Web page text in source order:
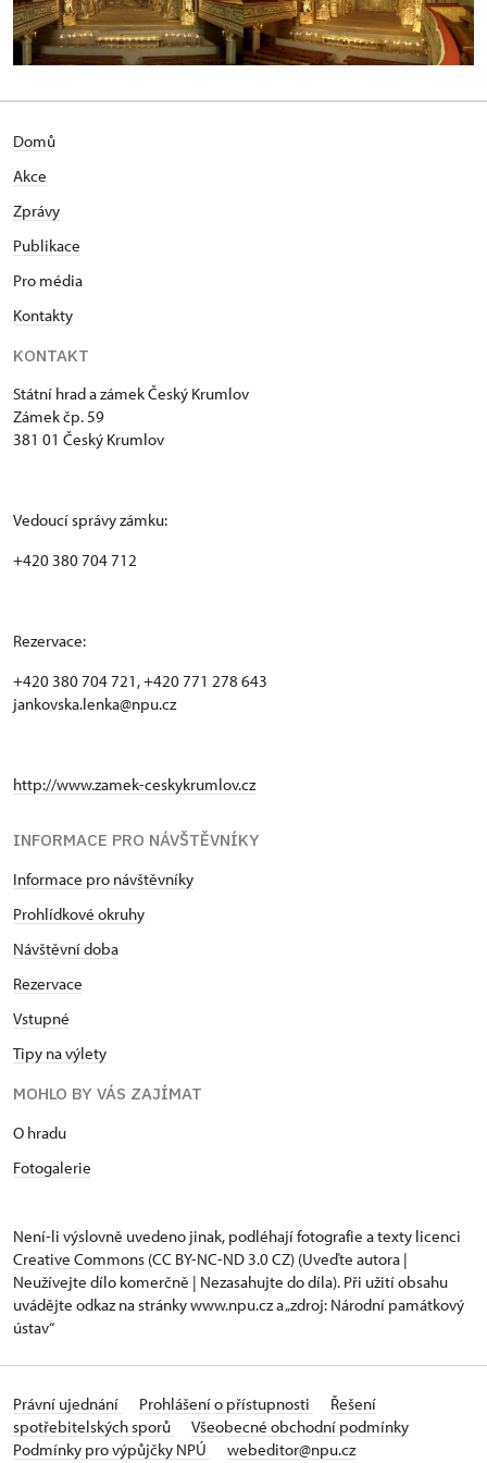
Domů
Akce
Zprávy
Publikace
Pro média
Kontakty
KONTAKT
Státní hrad a zámek Český Krumlov
Zámek čp. 59
381 01 Český Krumlov
Vedoucí správy zámku:
+420 380 704 712
Rezervace:
+420 380 704 721, +420 771 278 643
jankovska.lenka@npu.cz
http://www.zamek-ceskykrumlov.cz
INFORMACE PRO NÁVŠTĚVNÍKY
Informace pro návštěvníky
Prohlídkové okruhy
Návštěvní doba
Rezervace
Vstupné
Tipy na výlety
MOHLO BY VÁS ZAJÍMAT
O hradu
Fotogalerie
Není-li výslovně uvedeno jinak, podléhají fotografie a texty licenci
Creative Commons (CC BY-NC-ND 3.0 CZ) (Uveďte autora |
Neužívejte dílo komerčně | Nezasahujte do díla). Při užití obsahu
uvádějte odkaz na stránky www.npu.cz a „zdroj: Národní památkový
ústav“
Právní ujednání Prohlášení o přístupnosti
Řešení
spotřebitelských sporů
Všeobecné obchodní podmínky
Podmínky pro výpůjčky NPÚ
webeditor@npu.cz